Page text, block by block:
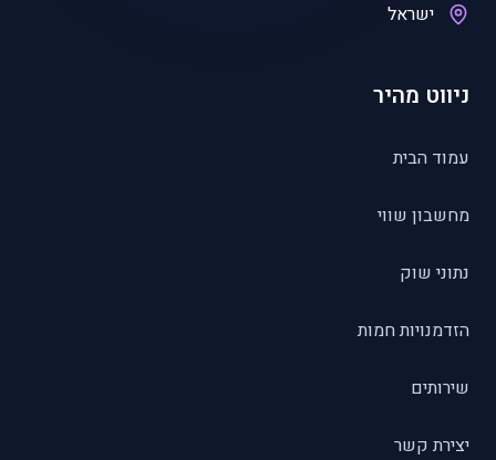
ישראל
ניווט מהיר
עמוד הבית
מחשבון שווי
נתוני שוק
הזדמנויות חמות
שירותים
יצירת קשר